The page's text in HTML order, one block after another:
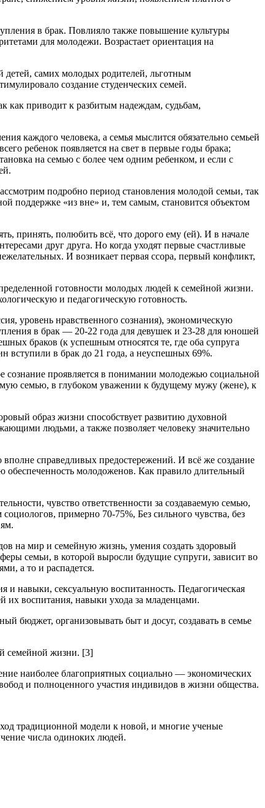
в брак. Повлияло также повышение культуры
для молодежи. Возрастает ориентация на
детей, самих молодых родителей, льготным
создание студенческих семей.
как приводит к разбитым надеждам, судьбам,
каждого человека, а семья мыслится обязательно семьей
ребенок появляется на свет в первые годы брака;
на семью с более чем одним ребенком, и если с
подробно период становления молодой семьи, так
поддержке «из вне» и, тем самым, становится объектом
принять, полюбить всё, что дорого ему (ей). И в начале
друг друга. Но когда уходят первые счастливые
И возникает первая ссора, первый конфликт,
готовности молодых людей к семейной жизни.
и педагогическую готовность.
уровень нравственного сознания), экономическую
в брак — 20-22 года для девушек и 23-28 для юношей
браков (к успешным относятся те, где оба супруга
вступили в брак до 21 года, а неуспешных 69%.
проявляется в понимании молодежью социальной
семью, в глубоком уважении к будущему мужу (жене), к
образ жизни способствует развитию духовной
людьми, а также позволяет человеку значительно
справедливых предостережений. И всё же создание
обеспеченность молодоженов. Как правило длительный
чувство ответственности за создаваемую семью,
примерно 70-75%, Без сильного чувства, без
на мир и семейную жизнь, умения создать здоровый
семьи, в которой выросли будущие супруги, зависит во
а то и распадется.
и навыки, сексуальную воспитанность. Педагогическая
их воспитания, навыки ухода за младенцами.
бюджет, организовывать быт и досуг, создавать в семье
семейной жизни. [3]
наиболее благоприятных социально — экономических
и полноценного участия индивидов в жизни общества.
традиционной модели к новой, и многие ученые
числа одиноких людей.